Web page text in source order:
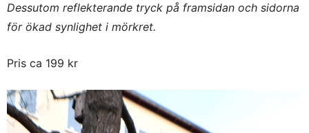
Dessutom reflekterande tryck på framsidan och sidorna
för ökad synlighet i mörkret.
Pris ca 199 kr